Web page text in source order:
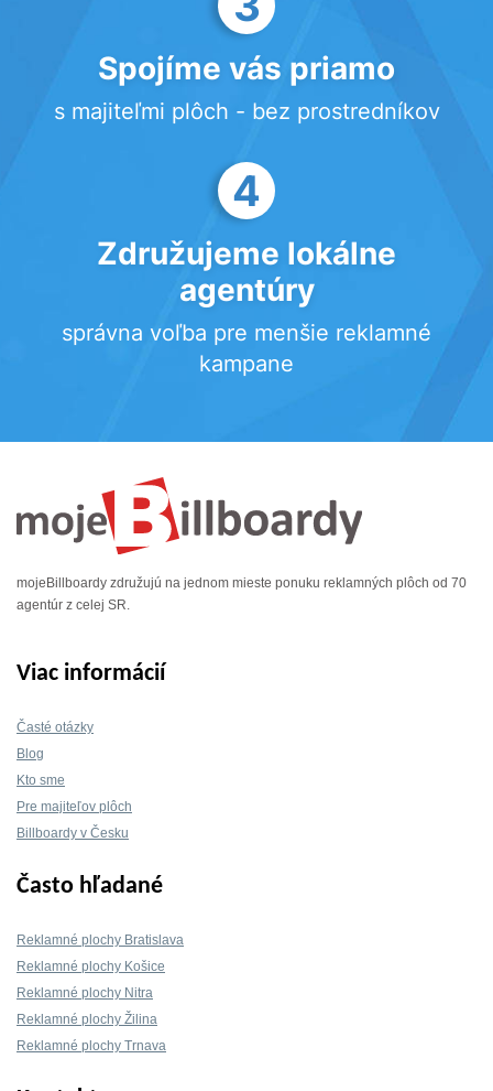
Spojíme vás priamo
s majiteľmi plôch - bez prostredníkov
4
Združujeme lokálne
agentúry
správna voľba pre menšie reklamné
kampane
mojeBillboardy združujú na jednom mieste ponuku reklamných plôch od 70
agentúr z celej SR.
Viac informácií
Časté otázky
Blog
Kto sme
Pre majiteľov plôch
Billboardy v Česku
Často hľadané
Reklamné plochy Bratislava
Reklamné plochy Košice
Reklamné plochy Nitra
Reklamné plochy Žilina
Reklamné plochy Trnava